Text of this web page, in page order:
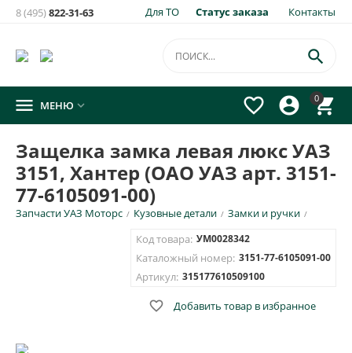
Для ТО Статус заказа Контакты
8 (495)822-31-63
0




 МЕНЮ 
Защелка замка левая люкс УАЗ
3151, Хантер (ОАО УАЗ арт. 3151-
77-6105091-00)
Запчасти УАЗ Моторс / Кузовные детали / Замки и ручки /
Код товара: УМ0028342
Каталожный номер: 3151-77-6105091-00
Артикул: 315177610509100
 Добавить товар в избранное
товара:
×
Защелка замка левая люкс УАЗ 3151, Хантер (ОАО УАЗ арт.
3151-77-6105091-00)
E-mail для уведомления письмом
Номер телефона для SMS уведомления